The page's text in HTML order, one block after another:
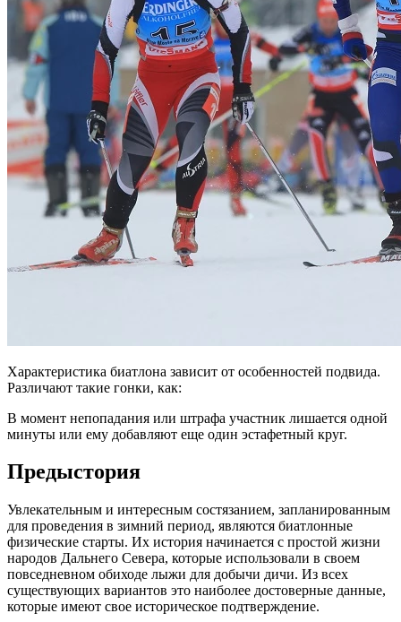
Характеристика биатлона зависит от особенностей подвида.
Различают такие гонки, как:
В момент непопадания или штрафа участник лишается одной
минуты или ему добавляют еще один эстафетный круг.
Предыстория
Увлекательным и интересным состязанием, запланированным
для проведения в зимний период, являются биатлонные
физические старты. Их история начинается с простой жизни
народов Дальнего Севера, которые использовали в своем
повседневном обиходе лыжи для добычи дичи. Из всех
существующих вариантов это наиболее достоверные данные,
которые имеют свое историческое подтверждение.